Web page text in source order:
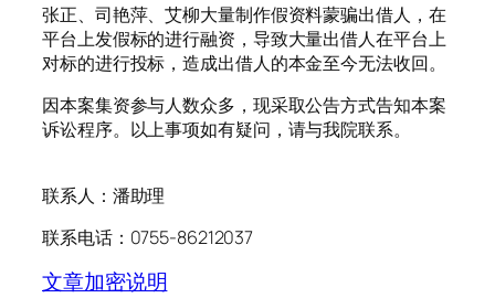
张正、司艳萍、艾柳大量制作假资料蒙骗出借人，在
平台上发假标的进行融资，导致大量出借人在平台上
对标的进行投标，造成出借人的本金至今无法收回。
因本案集资参与人数众多，现采取公告方式告知本案
诉讼程序。以上事项如有疑问，请与我院联系。
联系人：潘助理
联系电话：0755-86212037
文章加密说明